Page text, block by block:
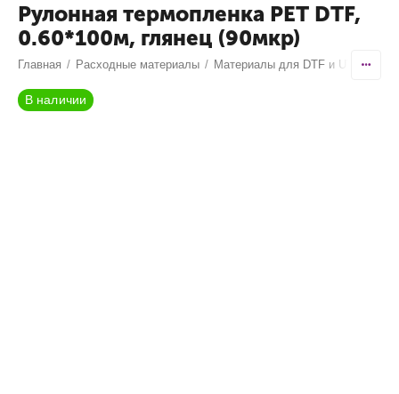
Рулонная термопленка РЕТ DTF,
0.60*100м, глянец (90мкр)
Главная / Расходные материалы / Материалы для DTF и UV DTF
В наличии